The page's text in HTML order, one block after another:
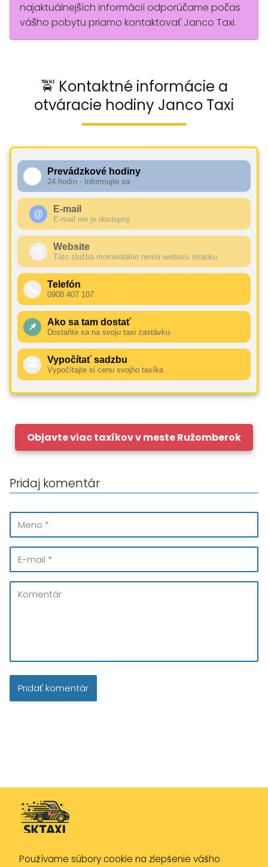
najaktuálnejších informácií odporúčame počas
vášho pobytu priamo kontaktovať Janco Taxi.
🚖 Kontaktné informácie a
otváracie hodiny Janco Taxi
Prevádzkové hodiny
24 hodín - Informujte sa
@ E-mail
E-mail nie je dostupný
Website
Táto služba momentálne nemá webovú stránku
Telefón
0908 407 107
📌 Ako sa tam dostať
Dostaňte sa na svoju taxi zastávku
Vypočítať sadzbu
Vypočítajte si cenu svojho taxíka
Objavte viac taxíkov v meste Ružomberok
Pridaj komentár
Používame súbory cookie na zlepšenie vášho